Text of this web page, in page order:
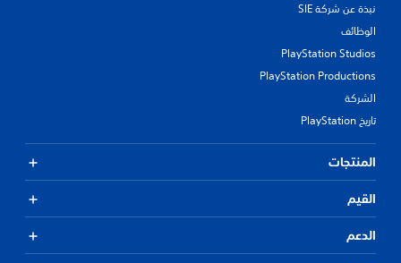
نبذة عن شركة SIE
الوظائف
PlayStation Studios
PlayStation Productions
الشركة
تاريخ PlayStation
المنتجات
القيم
الدعم